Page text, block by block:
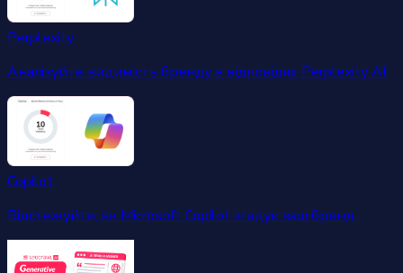
Perplexity
Аналізуйте видимість бренду в відповідях Perplexity AI.
Copilot
Відстежуйте, як Microsoft Copilot згадує ваш бренд.